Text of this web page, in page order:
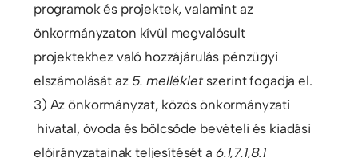
programok és projektek, valamint az
önkormányzaton kívül megvalósult
projektekhez való hozzájárulás pénzügyi
elszámolását az 5. mellékletszerint fogadja el.
3) Az önkormányzat, közös önkormányzati
hivatal, óvoda és bölcsőde bevételi és kiadási
előirányzatainak teljesítését a 6.1,7.1,8.1